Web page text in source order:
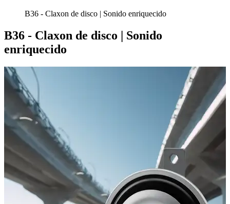
B36 - Claxon de disco | Sonido enriquecido
B36 - Claxon de disco | Sonido
enriquecido